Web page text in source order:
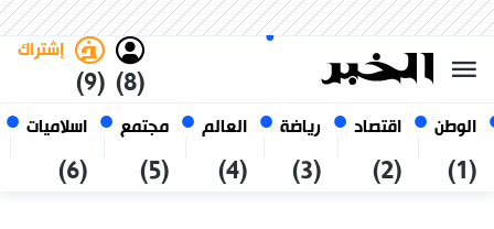
الوطن
(1)
اقتصاد
(2)
رياضة
(3)
العالم
(4)
مجتمع
(5)
اسلاميات
(6)
(8)
إشتراك
(9)
07 أغسطس 2026
الجزائر